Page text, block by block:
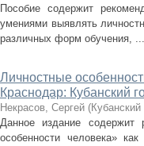
Пособие содержит
умениями выявлять
различных форм обучения, ...
Личностные
Краснодар: Кубанский
Некрасов, Сергей (Кубанский
Данное издание содержит
особенности человека»